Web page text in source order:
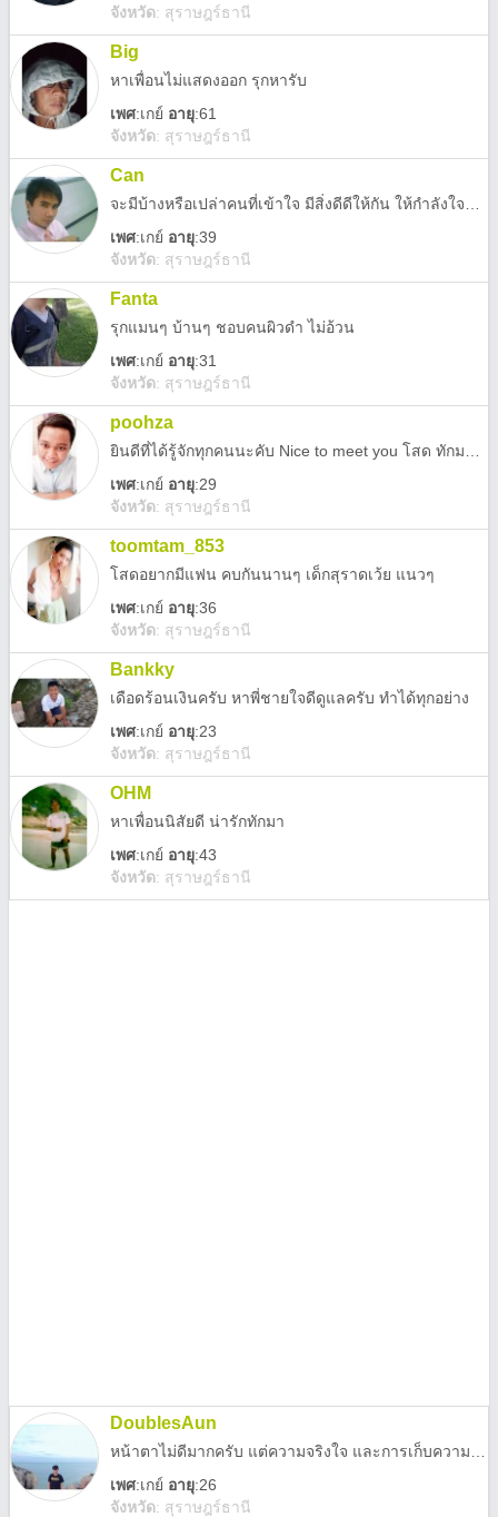
จังหวัด: สุราษฎร์ธานี
Big
หาเพื่อน​ไม่แสดงออก รุก​หารับ
เพศ:เกย์ อายุ:61
จังหวัด: สุราษฎร์ธานี
Can
เพศ:เกย์ อายุ:39
จังหวัด: สุราษฎร์ธานี
Fanta
รุกแมนๆ บ้านๆ ชอบคนผิวดำ ไม่อ้วน
เพศ:เกย์ อายุ:31
จังหวัด: สุราษฎร์ธานี
poohza
เพศ:เกย์ อายุ:29
จังหวัด: สุราษฎร์ธานี
toomtam_853
โสดอยากมีแฟน คบกันนานๆ เด็กสุราดเว้ย แนวๆ
เพศ:เกย์ อายุ:36
จังหวัด: สุราษฎร์ธานี
Bankky
เดือดร้อนเงินครับ หาพี่ชายใจดีดูแลครับ ทำได้ทุกอย่าง
เพศ:เกย์ อายุ:23
จังหวัด: สุราษฎร์ธานี
OHM
หาเพื่อนนิสัยดี น่ารักทักมา
เพศ:เกย์ อายุ:43
จังหวัด: สุราษฎร์ธานี
DoublesAun
เพศ:เกย์ อายุ:26
จังหวัด: สุราษฎร์ธานี